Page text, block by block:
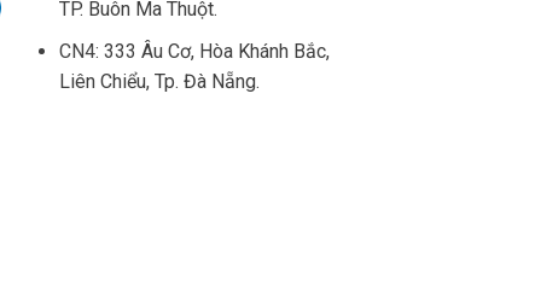
TP. Buôn Ma Thuột.
CN4: 333 Âu Cơ, Hòa Khánh Bắc,
Liên Chiểu, Tp. Đà Nẵng.